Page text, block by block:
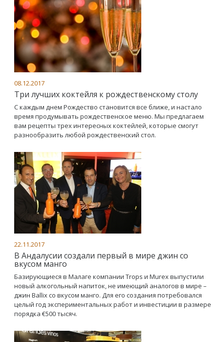
08.12.2017
Три лучших коктейля к рождественскому столу
С каждым днем Рождество становится все ближе, и настало
время продумывать рождественское меню. Мы предлагаем
вам рецепты трех интересных коктейлей, которые смогут
разнообразить любой рождественский стол.
22.11.2017
В Андалусии создали первый в мире джин со
вкусом манго
Базирующиеся в Малаге компании Trops и Murex выпустили
новый алкогольный напиток, не имеющий аналогов в мире –
джин Ballix со вкусом манго. Для его создания потребовался
целый год экспериментальных работ и инвестиции в размере
порядка €500 тысяч.